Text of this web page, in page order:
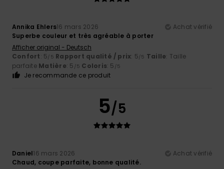
Annika Ehlers16 mars 2026
Achat vérifié
Superbe couleur et très agréable à porter
Afficher original - Deutsch
Confort: 5/5 Rapport qualité / prix: 5/5 Taille: Taille
parfaite Matière: 5 /5 Coloris: 5 /5
Je recommande ce produit
5/5
Daniel16 mars 2026
Achat vérifié
Chaud, coupe parfaite, bonne qualité.